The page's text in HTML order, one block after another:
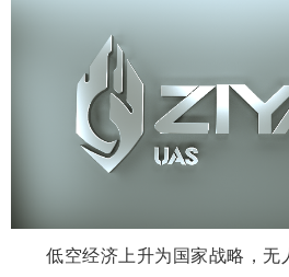
低空经济上升为国家战略，无